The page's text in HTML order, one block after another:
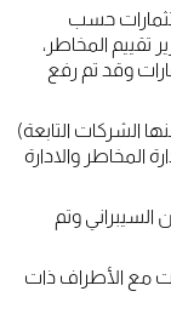
حسب
تقييم المخاطر،
وقد تم رفع
الشركات التابعة)
والادارة
وتم
مع الأطراف ذات